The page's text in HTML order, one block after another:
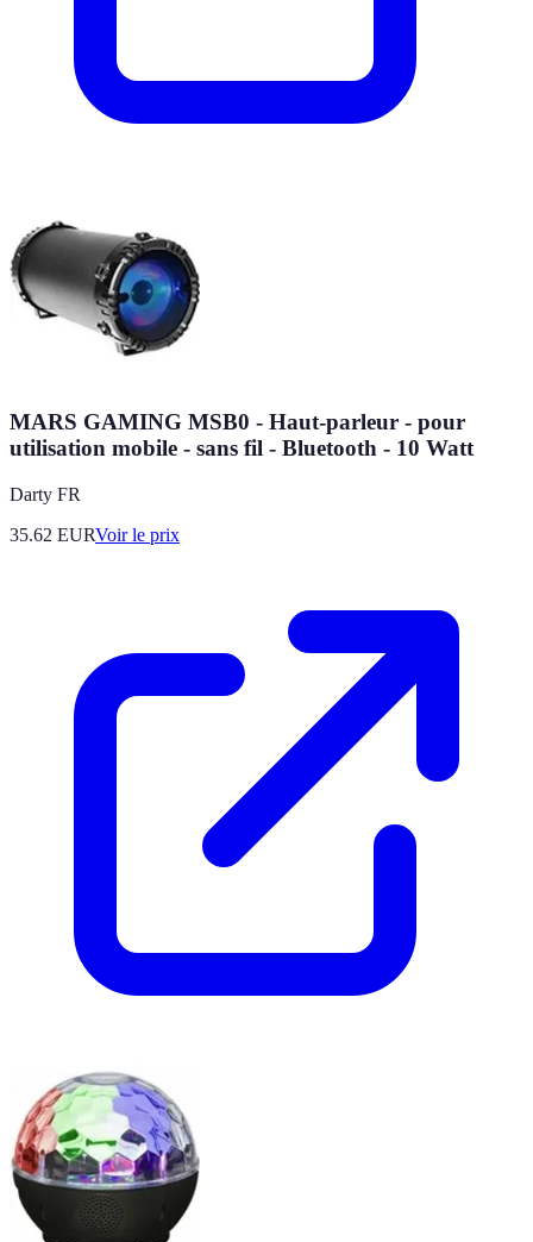
MARS GAMING MSB0 - Haut-parleur - pour
utilisation mobile - sans fil - Bluetooth - 10 Watt
Darty FR
35.62 EURVoir le prix